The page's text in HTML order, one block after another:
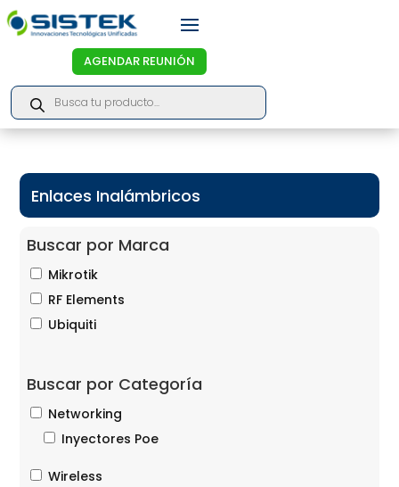
AGENDAR REUNIÓN
Products
search
Enlaces Inalámbricos
Buscar por Marca
Mikrotik
RF Elements
Ubiquiti
Buscar por Categoría
Networking
Inyectores Poe
Wireless